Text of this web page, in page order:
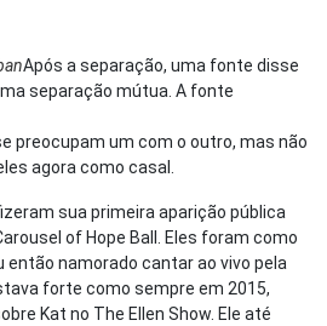
Após a separação, uma fonte disse
separação mútua. A fonte
preocupam um com o outro, mas não
agora como casal.
sua primeira aparição pública
of Hope Ball. Eles foram como
então namorado cantar ao vivo pela
forte como sempre em 2015,
Kat no The Ellen Show. Ele até